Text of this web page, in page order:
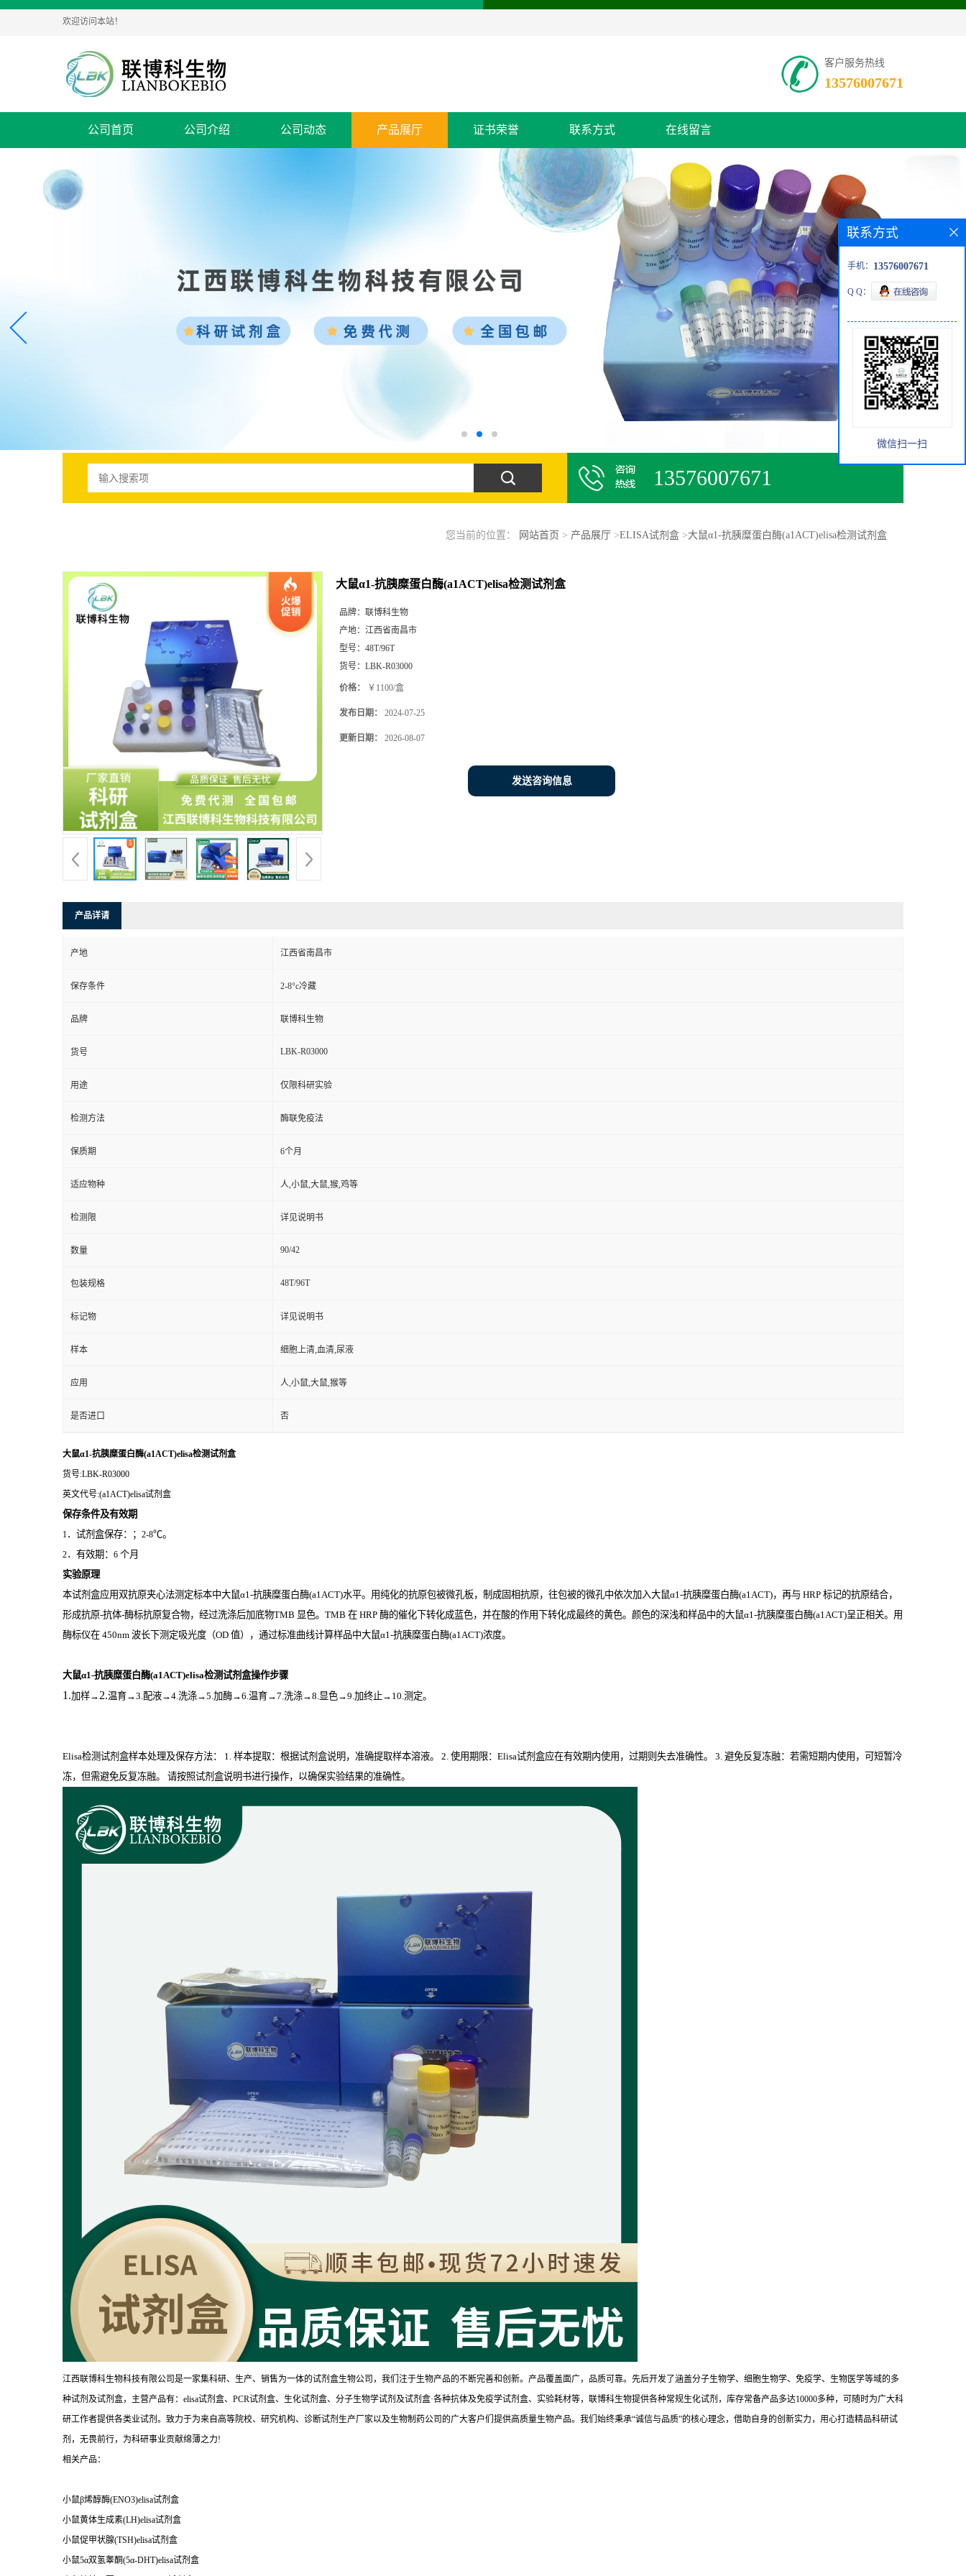
欢迎访问本站！
客户服务热线
13576007671
公司首页 公司介绍 公司动态 产品展厅 证书荣誉 联系方式 在线留言
13576007671
您当前的位置： 网站首页 > 产品展厅 >ELISA试剂盒>大鼠α1-抗胰糜蛋白酶(a1ACT)elisa检测试剂盒
大鼠α1-抗胰糜蛋白酶(a1ACT)elisa检测试剂盒
品牌： 联博科生物
产地： 江西省南昌市
型号： 48T/96T
货号： LBK-R03000
价格： ￥1100/盒
发布日期： 2024-07-25
更新日期： 2026-08-07
发送咨询信息
产品详请
产地 江西省南昌市
保存条件 2-8°c冷藏
品牌 联博科生物
货号 LBK-R03000
用途 仅限科研实验
检测方法 酶联免疫法
保质期 6个月
适应物种 人,小鼠,大鼠,猴,鸡等
检测限 详见说明书
数量 90/42
包装规格 48T/96T
标记物 详见说明书
样本 细胞上清,血清,尿液
应用 人,小鼠,大鼠,猴等
是否进口 否
大鼠α1-抗胰糜蛋白酶(a1ACT)elisa检测试剂盒
货号:LBK-R03000
英文代号:(a1ACT)elisa试剂盒
保存条件及有效期
1．试剂盒保存：； 2-8℃。
2．有效期： 6 个月
实验原理
本试剂盒应用双抗原夹心法测定标本中大鼠α1-抗胰糜蛋白酶(a1ACT)水平。用纯化的抗原包被微孔板，制成固相抗原，往包被的微孔中依次加入大鼠α1-抗胰糜蛋白酶(a1ACT)，再与 HRP 标记的抗原结合，
形成抗原-抗体-酶标抗原复合物，经过洗涤后加底物TMB 显色。 TMB 在 HRP 酶的催化下转化成蓝色，并在酸的作用下转化成最终的黄色。颜色的深浅和样品中的大鼠α1-抗胰糜蛋白酶(a1ACT)呈正相关。用
酶标仪在 450nm 波长下测定吸光度（OD 值），通过标准曲线计算样品中大鼠α1-抗胰糜蛋白酶(a1ACT)浓度。
大鼠α1-抗胰糜蛋白酶(a1ACT)elisa检测试剂盒操作步骤
1.加样→ 2.温育→3.配液→4.洗涤→5.加酶→6.温育→7.洗涤→8.显色→9.加终止→10.测定。
Elisa检测试剂盒样本处理及保存方法： 1. 样本提取：根据试剂盒说明，准确提取样本溶液。 2. 使用期限：Elisa试剂盒应在有效期内使用，过期则失去准确性。 3. 避免反复冻融：若需短期内使用，可短暂冷
冻，但需避免反复冻融。 请按照试剂盒说明书进行操作，以确保实验结果的准确性。
江西联博科生物科技有限公司是一家集科研、生产、销售为一体的试剂盒生物公司，我们注于生物产品的不断完善和创新。产品覆盖面广，品质可靠。先后开发了涵盖分子生物学、细胞生物学、免疫学、生物医学等域的多
种试剂及试剂盒，主营产品有：elisa试剂盒、PCR试剂盒、生化试剂盒、分子生物学试剂及试剂盒·各种抗体及免疫学试剂盒、实验耗材等，联博科生物提供各种常规生化试剂，库存常备产品多达10000多种，可随时为广大科
研工作者提供各类业试剂。致力于为来自高等院校、研究机构、诊断试剂生产厂家以及生物制药公司的广大客户们提供高质量生物产品。我们始终秉承“诚信与品质”的核心理念，借助自身的创新实力，用心打造精品科研试
剂，无畏前行，为科研事业贡献绵薄之力!
相关产品：
小鼠β烯醇酶(ENO3)elisa试剂盒
小鼠黄体生成素(LH)elisa试剂盒
小鼠促甲状腺(TSH)elisa试剂盒
小鼠5α双氢睾酮(5α-DHT)elisa试剂盒
联系方式
手机： 13576007671
Q Q：
微信扫一扫